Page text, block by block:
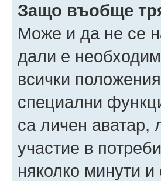
Защо въобще
Може и да не се
дали е
всички
специални
са личен
участие в
няколко минути